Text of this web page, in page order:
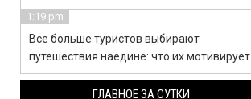
1:19 pm
Все больше туристов выбирают
путешествия наедине: что их мотивирует
ГЛАВНОЕ ЗА СУТКИ